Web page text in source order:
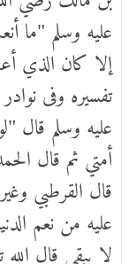
عليه وسلم "ما
إلا كان الذي
تفسيره وفى
عليه وسلم قال
أمتي ثم قال
قال القرطبي
عليه من نعم
لا يبقى قال الله